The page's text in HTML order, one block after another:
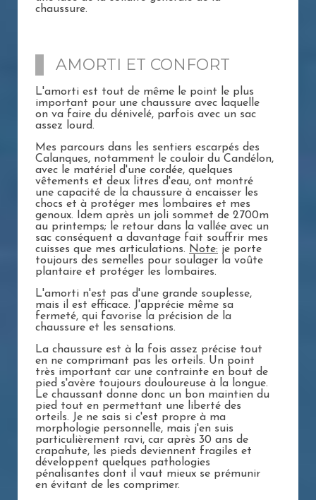
chaussure.
AMORTI ET CONFORT
L'amorti est tout de même le point le plus
important pour une chaussure avec laquelle
on va faire du dénivelé, parfois avec un sac
assez lourd.
Mes parcours dans les sentiers escarpés des
Calanques, notamment le couloir du Candélon,
avec le matériel d'une cordée, quelques
vêtements et deux litres d'eau, ont montré
une capacité de la chaussure à encaisser les
chocs et à protéger mes lombaires et mes
genoux. Idem après un joli sommet de 2700m
au printemps; le retour dans la vallée avec un
sac conséquent a davantage fait souffrir mes
cuisses que mes articulations. Note: je porte
toujours des semelles pour soulager la voûte
plantaire et protéger les lombaires.
L'amorti n'est pas d'une grande souplesse,
mais il est efficace. J'apprécie même sa
fermeté, qui favorise la précision de la
chaussure et les sensations.
La chaussure est à la fois assez précise tout
en ne comprimant pas les orteils. Un point
très important car une contrainte en bout de
pied s'avère toujours douloureuse à la longue.
Le chaussant donne donc un bon maintien du
pied tout en permettant une liberté des
orteils. Je ne sais si c'est propre à ma
morphologie personnelle, mais j'en suis
particulièrement ravi, car après 30 ans de
crapahute, les pieds deviennent fragiles et
développent quelques pathologies
pénalisantes dont il vaut mieux se prémunir
en évitant de les comprimer.